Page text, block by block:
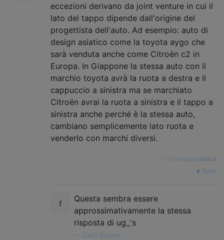
eccezioni derivano da joint venture in cui il
lato del tappo dipende dall'origine del
progettista dell'auto. Ad esempio: auto di
design asiatico come la toyota aygo che
sarà venduta anche come Citroën c2 in
Europa. In Giappone la stessa auto con il
marchio toyota avrà la ruota a destra e il
cappuccio a sinistra ma se marchiato
Citroën avrai la ruota a sinistra e il tappo a
sinistra anche perché è la stessa auto,
cambiano semplicemente lato ruota e
venderlo con marchi diversi.
Uno que pasaba
fonte
Questa sembra essere
approssimativamente la stessa
risposta di ug_'s
Zach Saucier,